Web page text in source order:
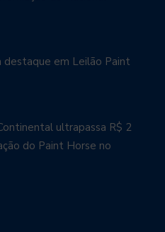
destaque em Leilão Paint
ultrapassa R$ 2
do Paint Horse no